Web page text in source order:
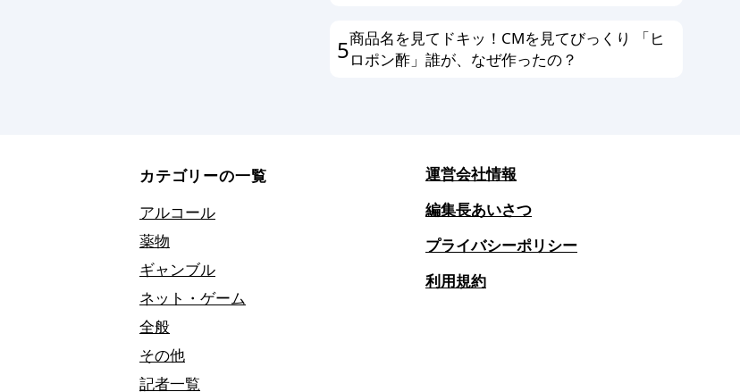
5商品名を見てドキッ！CMを見てびっくり 「ヒ
ロポン酢」誰が、なぜ作ったの？
カテゴリーの一覧
アルコール
薬物
ギャンブル
ネット・ゲーム
全般
その他
記者一覧
運営会社情報
編集長あいさつ
プライバシーポリシー
利用規約